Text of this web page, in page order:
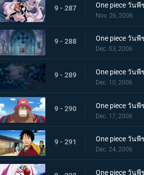
9 - 287 One piece วัน
Nov. 26, 2006
9 - 288 One piece วัน
Dec. 03, 2006
9 - 289 One piece วัน
Dec. 10, 2006
9 - 290 One piece วัน
Dec. 17, 2006
9 - 291 One piece วัน
Dec. 24, 2006
One piece วัน